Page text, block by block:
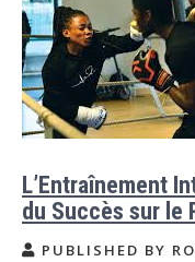
L’Entraînement
du Succès sur le
PUBLISHED BY